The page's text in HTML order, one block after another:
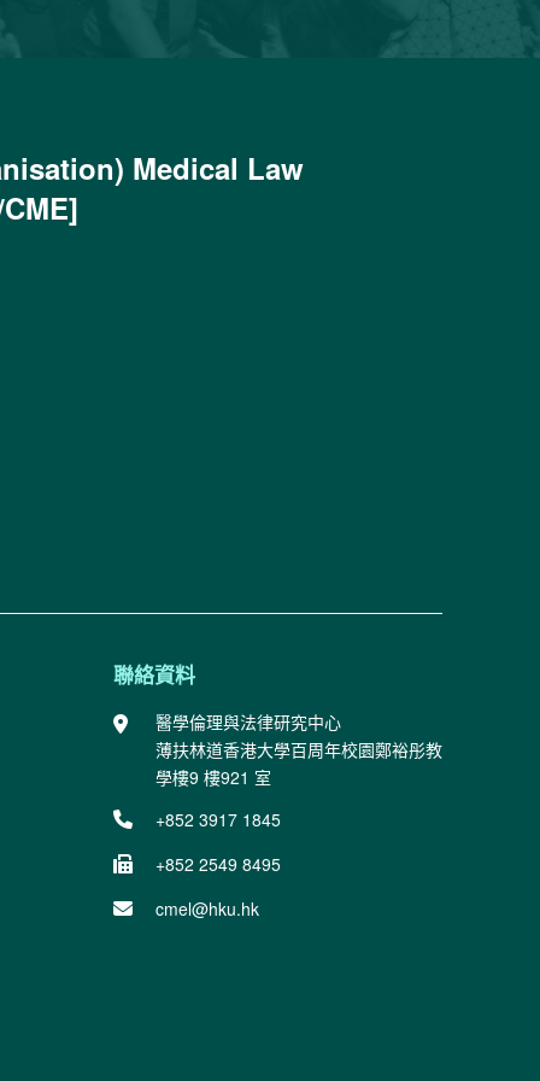
Medical Law
聯絡資料
醫學倫理與法律研究中心
薄扶林道香港大學百周年校園鄭裕彤教
學樓9 樓921 室
+852 3917 1845
+852 2549 8495
cmel@hku.hk